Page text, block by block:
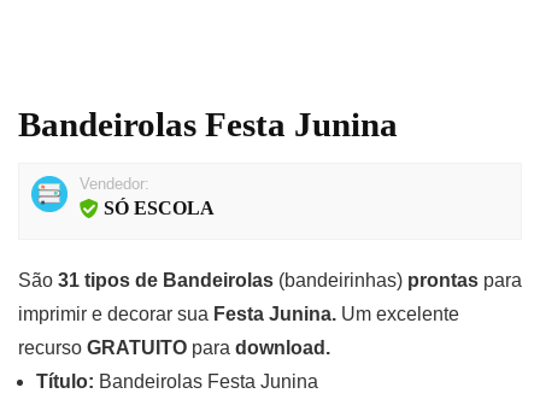
Bandeirolas Festa Junina
Vendedor:
SÓ ESCOLA
São 31 tipos de Bandeirolas (bandeirinhas) prontas para
imprimir e decorar sua Festa Junina. Um excelente
recurso GRATUITO para download.
Título: Bandeirolas Festa Junina